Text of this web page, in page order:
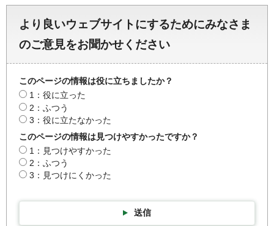
より良いウェブサイトにするためにみなさま
のご意見をお聞かせください
このページの情報は役に立ちましたか？
1：役に立った
2：ふつう
3：役に立たなかった
このページの情報は見つけやすかったですか？
1：見つけやすかった
2：ふつう
3：見つけにくかった
送信